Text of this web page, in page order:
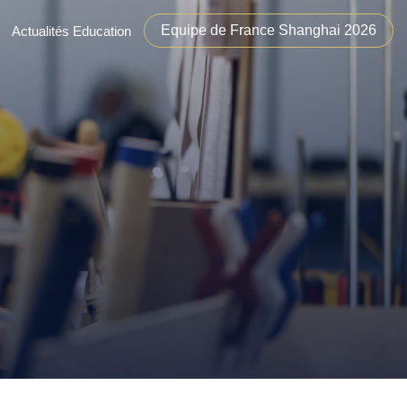
Actualités Education Equipe de France Shanghai 2026